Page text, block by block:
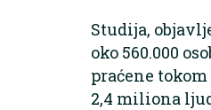
Studija,
oko 560.000
praćene
2,4 miliona